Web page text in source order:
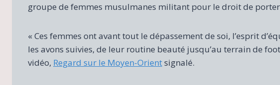
groupe de femmes musulmanes militant pour le droit de
« Ces femmes ont avant tout le dépassement de soi, l’esprit
les avons suivies, de leur routine beauté jusqu’au terrain de
vidéo, Regard sur le Moyen-Orientsignalé.